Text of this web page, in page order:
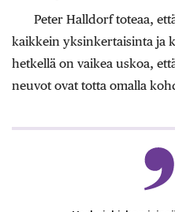
Peter Halldorf toteaa,
kaikkein yksinkertaisinta ja
hetkellä on vaikea uskoa,
neuvot ovat totta omalla